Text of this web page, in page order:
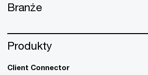
Branże
Produkty
Client Connector